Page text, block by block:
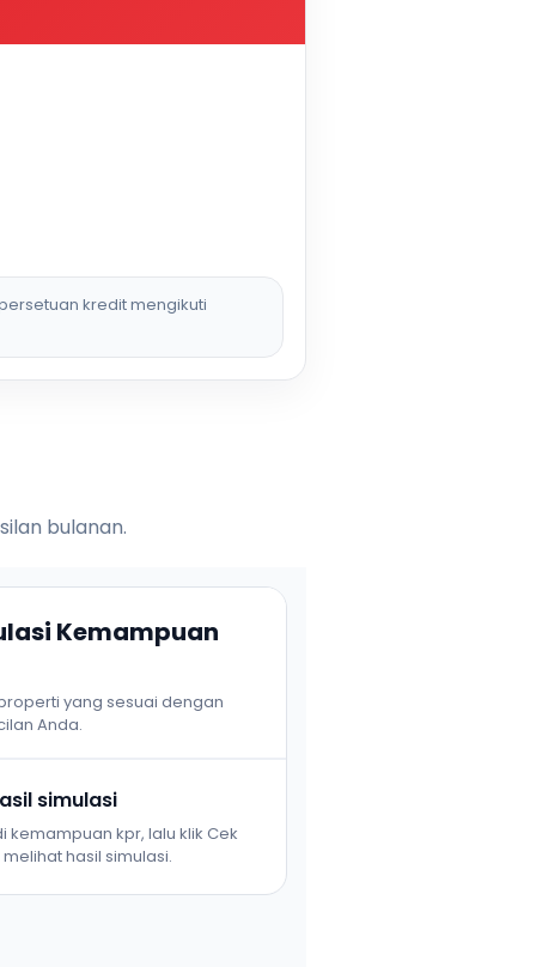
kredit mengikuti
bulanan.
Kemampuan
yang sesuai dengan
Anda.
simulasi
kemampuan kpr, lalu klik Cek
hasil simulasi.